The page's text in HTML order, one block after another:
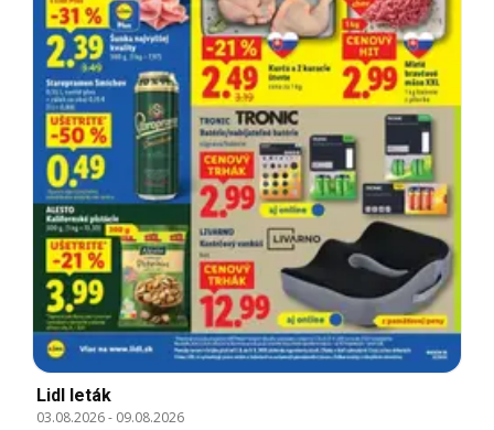
Lidl leták
03.08.2026- 09.08.2026